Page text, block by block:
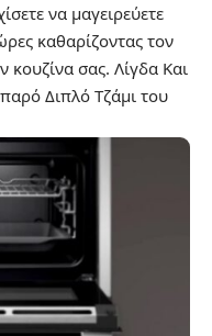
να μαγειρεύετε
καθαρίζοντας τον
κουζίνα σας. Λίγδα Και
Διπλό Τζάμι του